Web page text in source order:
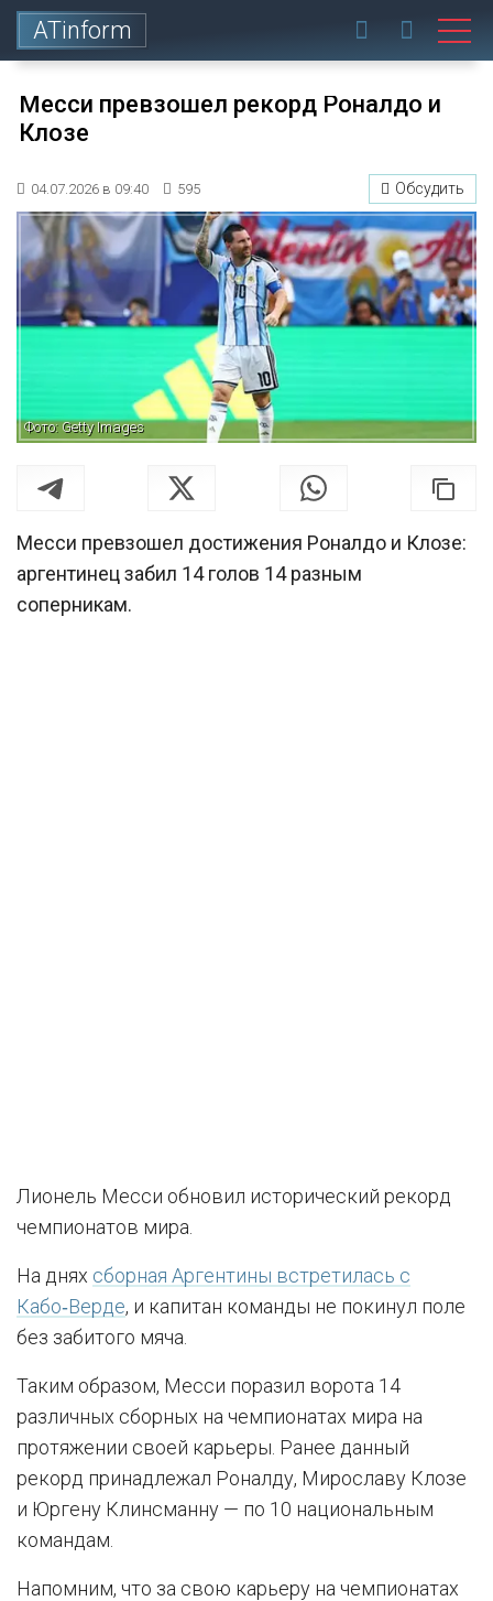
ATinform
Месси превзошел рекорд Роналдо и
Клозе
04.07.2026 в 09:40 595 Обсудить
Фото: Getty Images
Месси превзошел достижения Роналдо и Клозе:
аргентинец забил 14 голов 14 разным
соперникам.
Лионель Месси обновил исторический рекорд
чемпионатов мира.
На днях сборная Аргентины встретилась с
Кабо‑Верде, и капитан команды не покинул поле
без забитого мяча.
Таким образом, Месси поразил ворота 14
различных сборных на чемпионатах мира на
протяжении своей карьеры. Ранее данный
рекорд принадлежал Роналду, Мирославу Клозе
и Юргену Клинсманну — по 10 национальным
командам.
Напомним, что за свою карьеру на чемпионатах